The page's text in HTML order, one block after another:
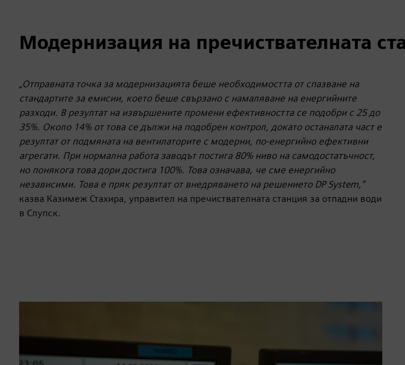
Модернизация на пречиствателната
„Отправната точка за модернизацията беше необходимостта от спазване на
стандартите за емисии, което беше свързано с намаляване на енергийните
разходи. В резултат на извършените промени ефективността се подобри с 25 до
35%. Около 14% от това се дължи на подобрен контрол, докато останалата част е
резултат от подмяната на вентилаторите с модерни, по-енергийно ефективни
агрегати. При нормална работа заводът постига 80% ниво на самодостатъчност,
но понякога това дори достига 100%. Това означава, че сме енергийно
независими. Това е пряк резултат от внедряването на решението DP System,“
казва Казимеж Стахира, управител на пречиствателната станция за отпадни води
в Слупск.